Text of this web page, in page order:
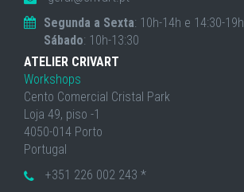
Segunda a Sexta: 10h-14h e 14:30-19h
Sábado: 10h-13:30
ATELIER CRIVART
Workshops
Cento Comercial Cristal Park
Loja 49, piso -1
4050-014 Porto
Portugal
+351 226 002 243 *